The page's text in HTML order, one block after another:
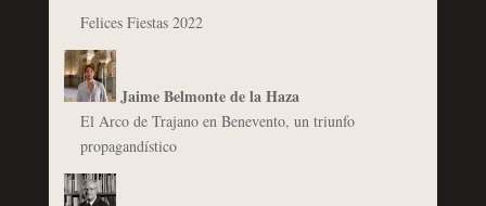
Felices Fiestas 2022
Jaime Belmonte de la Haza
El Arco de Trajano en Benevento, un triunfo
propagandístico